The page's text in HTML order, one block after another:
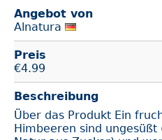
Angebot von
Alnatura
Preis
€4.99
Beschreibung
Über das Produkt Ein
Himbeeren sind